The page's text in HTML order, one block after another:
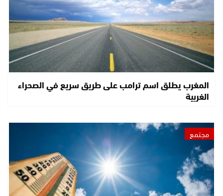
المغرب يطلق اسم ترامب على طريق سريع في الصحراء
الغربية
مجتمع